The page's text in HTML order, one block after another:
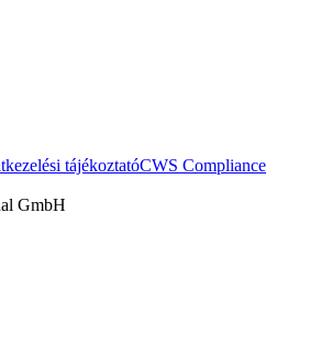
tájékoztatóCWS Compliance
GmbH